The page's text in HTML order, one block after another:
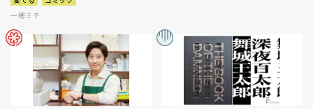
一穂ミチ